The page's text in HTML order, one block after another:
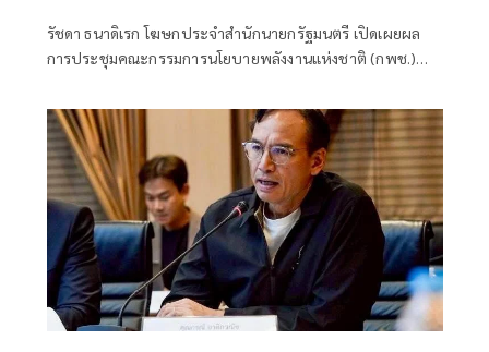
รัชดา ธนาดิเรก โฆษกประจำสำนักนายกรัฐมนตรี เปิดเผยผล
การประชุมคณะกรรมการนโยบายพลังงานแห่งชาติ (กพช.)
ประชุมมีมติเห็นชอบมาตรการสำคัญด้านพลังงาน เรื่อง
โครงสร้างอัตราค่าไฟฟ้า